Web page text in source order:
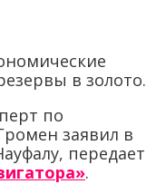
в золото.
по
заявил в
передает
.